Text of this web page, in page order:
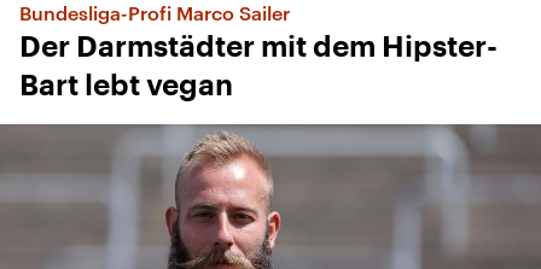
Bundesliga-Profi Marco Sailer
Der Darmstädter mit dem Hipster-
Bart lebt vegan